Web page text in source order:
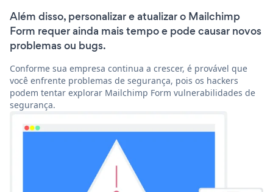
Além disso, personalizar e atualizar o Mailchimp
Form requer ainda mais tempo e pode causar novos
problemas ou bugs.
Conforme sua empresa continua a crescer, é provável que
você enfrente problemas de segurança, pois os hackers
podem tentar explorar Mailchimp Form vulnerabilidades de
segurança.